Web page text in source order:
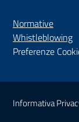
Normative
Whistleblowing
Preferenze
Sezione
Informativa